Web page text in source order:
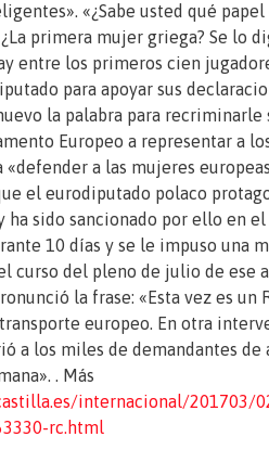
«¿Sabe usted qué papel
primera mujer griega? Se lo
entre los primeros cien
para apoyar sus
la palabra para recriminarle
Europeo a representar a
a las mujeres
el eurodiputado polaco
sido sancionado por ello en el
10 días y se le impuso una
curso del pleno de julio de ese
la frase: «Esta vez es un
europeo. En otra
a los miles de demandantes de
. Más
internacional/201703/
rc.html